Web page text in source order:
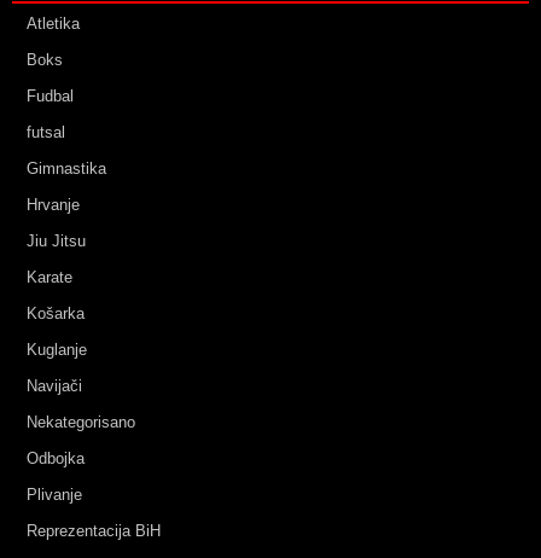
Atletika
Boks
Fudbal
futsal
Gimnastika
Hrvanje
Jiu Jitsu
Karate
Košarka
Kuglanje
Navijači
Nekategorisano
Odbojka
Plivanje
Reprezentacija BiH